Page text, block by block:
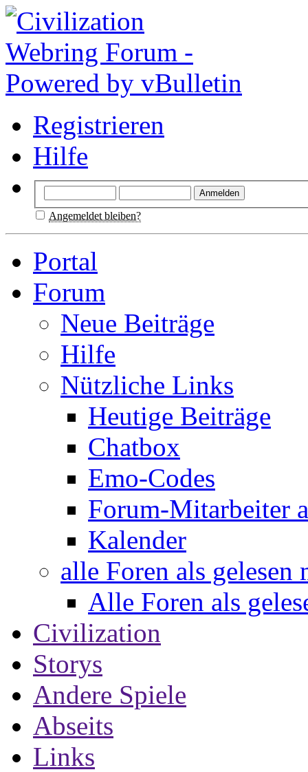
Registrieren
Hilfe
Angemeldet bleiben?
Portal
Forum
Neue Beiträge
Hilfe
Nützliche Links
Heutige Beiträge
Chatbox
Emo-Codes
Forum-Mitarbeiter
Kalender
alle Foren als gelesen
Alle Foren als
Civilization
Storys
Andere Spiele
Abseits
Links